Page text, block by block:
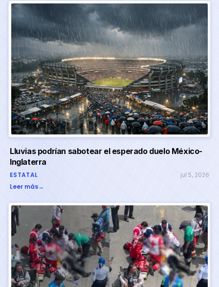
Lluvias podrían sabotear el esperado duelo México-
Inglaterra
ESTATAL jul 5, 2026
Leer más→